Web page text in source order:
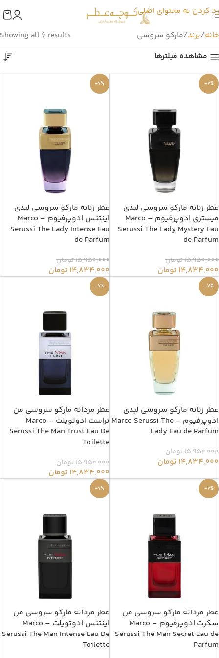
رد کردن به محتوای اصلی
خانه برند مارکو سروسی
Showing all 6 results
مشاهده فیلترها
-7%
عطر زنانه مارکو سروسی لیدی
میستری ادوپرفیوم – Marco
Serussi The Lady Mystery Eau
de Parfum
15,950,000تومان
14,834,000 تومان
-7%
عطر زنانه مارکو سروسی لیدی
اینتنس ادوپرفیوم – Marco
Serussi The Lady Intense Eau
de Parfum
15,950,000تومان
14,834,000 تومان
-7%
عطر زنانه مارکو سروسی لیدی
ادوپرفیوم – Marco Serussi The
Lady Eau de Parfum
15,950,000تومان
14,834,000 تومان
-7%
عطر مردانه مارکو سروسی من
تراست ادوتویلت – Marco
Serussi The Man Trust Eau De
Toilette
15,950,000تومان
14,834,000 تومان
-7%
عطر مردانه مارکو سروسی من
سکرت ادوپرفیوم – Marco
Serussi The Man Secret Eau de
Parfum
-7%
عطر مردانه مارکو سروسی من
اینتنس ادوتویلت – Marco
Serussi The Man Intense Eau De
Toilette